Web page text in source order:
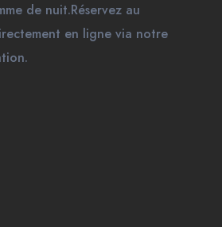
de nuit.Réservez au
en ligne via notre